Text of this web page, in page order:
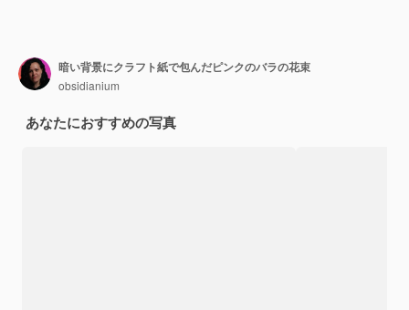
暗い背景にクラフト紙で包んだピンクのバラの花束
obsidianium
あなたにおすすめの写真